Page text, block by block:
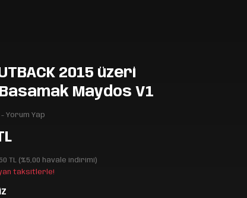
2015 üzeri
Maydos V1
Yorum Yap
TL (%5,00 havale indirimi)
taksitlerle!